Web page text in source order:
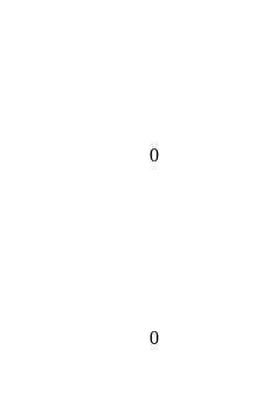
0
0